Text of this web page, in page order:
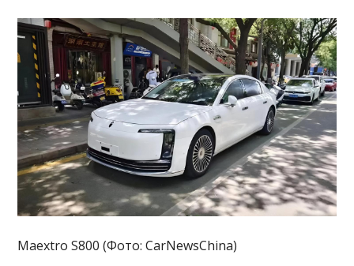
Maextro S800 (Фото: CarNewsChina)